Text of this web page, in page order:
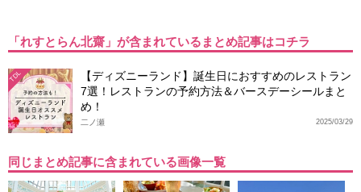
「れすとらん北齋」が含まれているまとめ記事はコチラ
TDL
【ディズニーランド】誕生日におすすめのレストラン
7選！レストランの予約方法＆バースデーシールまと
め！
2025/03/29
二ノ瀬
同じまとめ記事に含まれている画像一覧